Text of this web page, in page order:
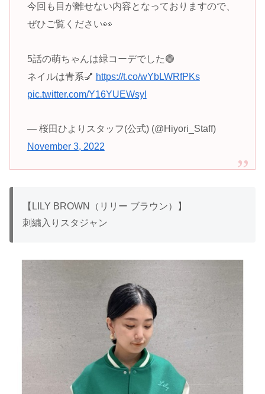
今回も目が離せない内容となっておりますので、
ぜひご覧ください👀
5話の萌ちゃんは緑コーデでした🟢
ネイルは青系💅 https://t.co/wYbLWRfPKs
pic.twitter.com/Y16YUEWsyI
— 桜田ひよりスタッフ(公式) (@Hiyori_Staff)
November 3, 2022
【LILY BROWN（リリー ブラウン）】
刺繍入りスタジャン